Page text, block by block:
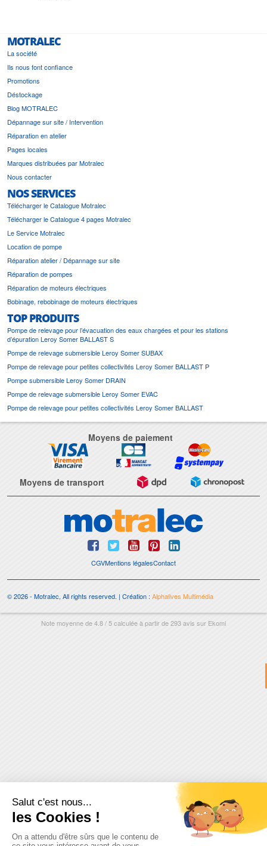
MOTRALEC
La société
Ils nous font confiance
Promotions
Déstockage
Blog MOTRALEC
Dépannage sur site / Intervention
Réparation en atelier
Pages locales
Marques distribuées par Motralec
Nous contacter
NOS SERVICES
Télécharger le Catalogue Motralec
Télécharger le Catalogue 4 pages Motralec
Le Service Motralec
Location de pompe
Réparation atelier / Dépannage sur site
Réparation de pompes
Réparation de moteurs électriques
Bobinage, rebobinage de moteurs électriques
TOP PRODUITS
Pompe de relevage pour l’évacuation des eaux chargées et pour les stations
d’épuration Leroy Somer BALLAST S
Pompe de relevage submersible Leroy Somer SUBAX
Pompe de relevage pour petites collectivités Leroy Somer BALLAST P
Pompe submersible Leroy Somer DRAIN
Pompe de relevage submersible Leroy Somer EVAC
Pompe de relevage pour petites collectivités Leroy Somer BALLAST
Moyens de paiement
Moyens de transport
CGVMentions légalesContact
© 2026 - Motralec, All rights reserved. | Création :Alphalives Multimédia
Note moyenne de4.8/5calculée à partir de293avis sur Ekomi